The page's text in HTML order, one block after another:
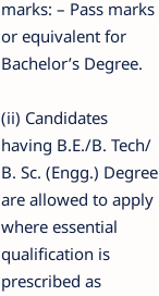
marks: – Pass marks
or equivalent for
Bachelor’s Degree.
(ii) Candidates
having B.E./B. Tech/
B. Sc. (Engg.) Degree
are allowed to apply
where essential
qualification is
prescribed as